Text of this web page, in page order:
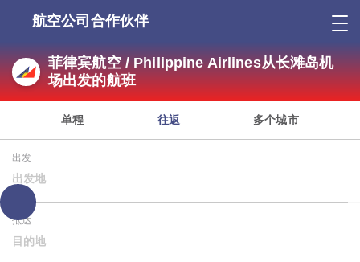
航空公司合作伙伴
菲律宾航空 / Philippine Airlines从长滩岛机
场出发的航班
单程 往返 多个城市
出发
出发地
抵达
目的地